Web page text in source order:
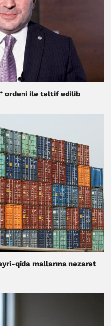
ordeni ilə təltif edilib
qida mallarına nəzarət